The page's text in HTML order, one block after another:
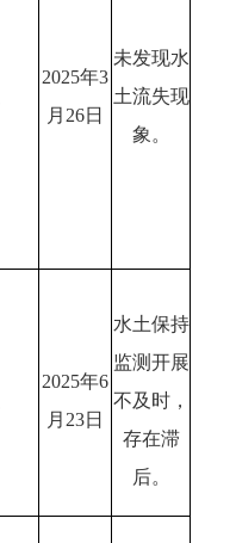
2025年3
月26日
未发现水
土流失现
象。
2025年6
月23日
水土保持
监测开展
不及时，
存在滞
后。